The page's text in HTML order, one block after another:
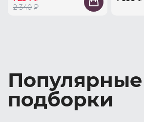
2 340 ₽
Популярные
подборки